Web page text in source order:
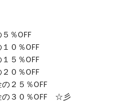
％OFF
０％OFF
５％OFF
２０％OFF
２５％OFF
の３０％OFF ☆彡